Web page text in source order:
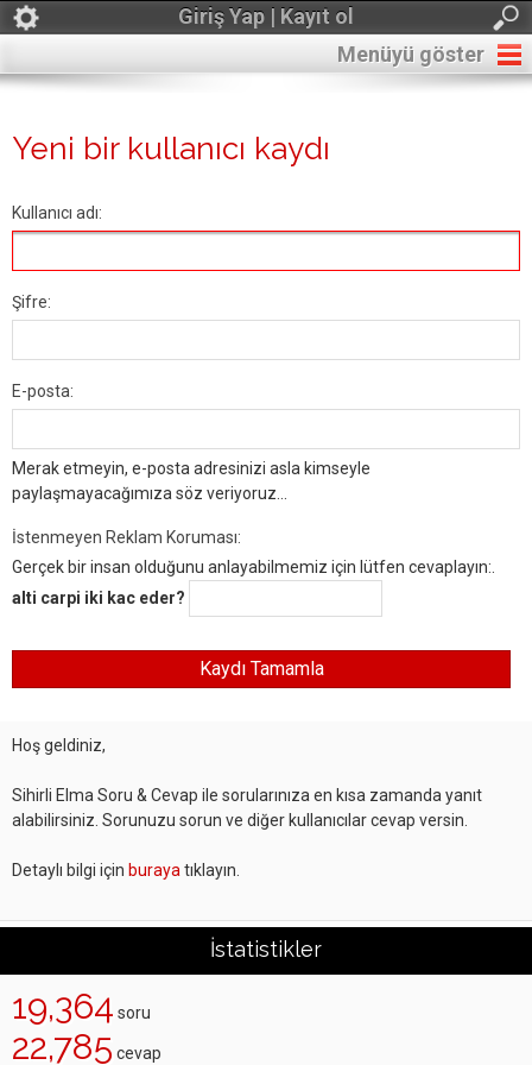
Giriş Yap | Kayıt ol
Menüyü göster
Yeni bir kullanıcı kaydı
Kullanıcı adı:
Şifre:
E-posta:
Merak etmeyin, e-posta adresinizi asla kimseyle
paylaşmayacağımıza söz veriyoruz...
İstenmeyen Reklam Koruması:
Gerçek bir insan olduğunu anlayabilmemiz için lütfen cevaplayın:.
alti carpi iki kac eder?
Hoş geldiniz,
Sihirli Elma Soru & Cevap ile sorularınıza en kısa zamanda yanıt
alabilirsiniz. Sorunuzu sorun ve diğer kullanıcılar cevap versin.
Detaylı bilgi için buraya tıklayın.
İstatistikler
19,364 soru
22,785 cevap